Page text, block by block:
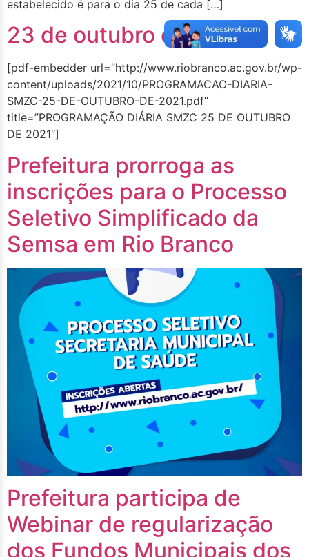
estabelecido é para o dia 25 de cada […]
23 de outubro de 2021
[pdf-embedder url=”http://www.riobranco.ac.gov.br/wp-
content/uploads/2021/10/PROGRAMACAO-DIARIA-
SMZC-25-DE-OUTUBRO-DE-2021.pdf”
title=”PROGRAMAÇÃO DIÁRIA SMZC 25 DE OUTUBRO
DE 2021″]
Prefeitura prorroga as
inscrições para o Processo
Seletivo Simplificado da
Semsa em Rio Branco
Prefeitura participa de
Webinar de regularização
dos Fundos Municipais dos